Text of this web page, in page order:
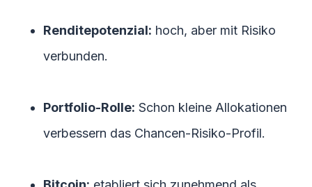
Renditepotenzial: hoch, aber mit Risiko
verbunden.
Portfolio-Rolle: Schon kleine Allokationen
verbessern das Chancen-Risiko-Profil.